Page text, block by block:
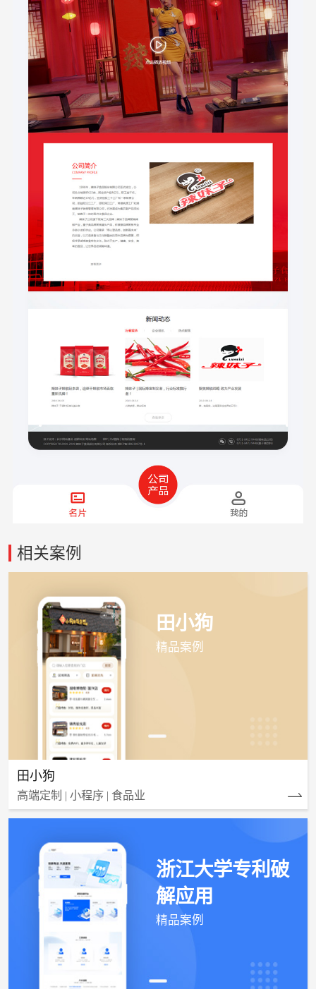
相关案例
田小狗
精品案例
田小狗
高端定制 | 小程序 | 食品业
浙江大学专利破
解应用
精品案例